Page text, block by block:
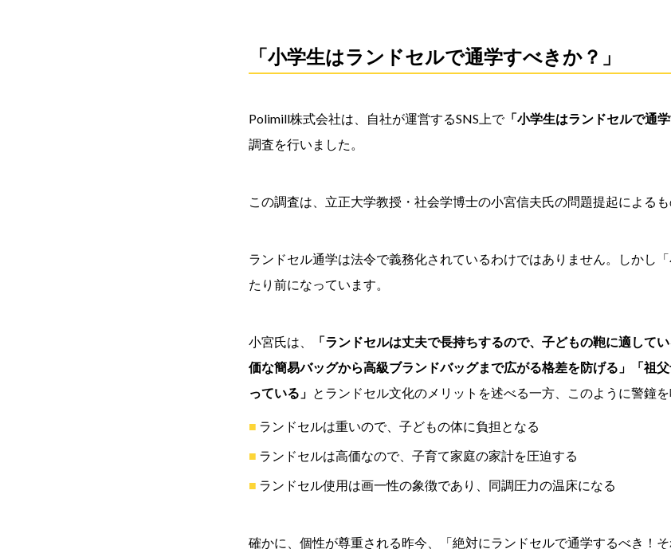
「小学生はランドセルで通学すべきか？」
Polimill株式会社は、自社が運営するSNS上で「小学生はランドセルで通学
調査を行いました。
この調査は、立正大学教授・社会学博士の小宮信夫氏の問題提起によるも
ランドセル通学は法令で義務化されているわけではありません。しかし
たり前になっています。
小宮氏は、
「ランドセルは丈夫で長持ちするので、子どもの鞄に適して
価な簡易バッグから高級ブランドバッグまで広がる格差を防げる」「祖
っている」 とランドセル文化のメリットを述べる一方、このように警鐘を
ランドセルは重いので、子どもの体に負担となる
ランドセルは高価なので、子育て家庭の家計を圧迫する
ランドセル使用は画一性の象徴であり、同調圧力の温床になる
確かに、個性が尊重される昨今、「絶対にランドセルで通学するべき！